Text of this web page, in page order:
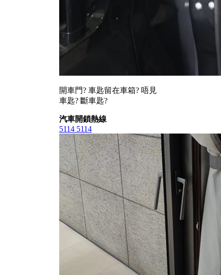
開車門? 車匙留在車箱? 唔見
車匙? 斷車匙?
汽車開鎖熱線
5114 5114